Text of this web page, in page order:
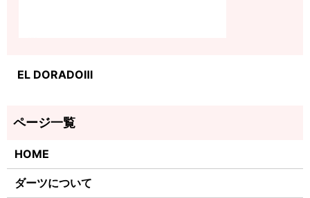
EL DORADOⅢ
HOME
ダーツについて